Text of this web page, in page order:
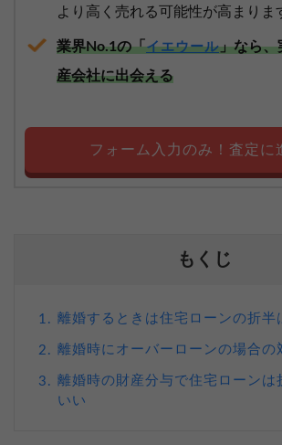
より高く売れる可能性が高まりま
業界No.1の「イエウール」なら、
産会社に出会える
フォーム入力のみ！査定に
もくじ
1. 離婚するときは住宅ローンの折半
2. 離婚時にオーバーローンの場合の
3. 離婚時の財産分与で住宅ローンは
いい